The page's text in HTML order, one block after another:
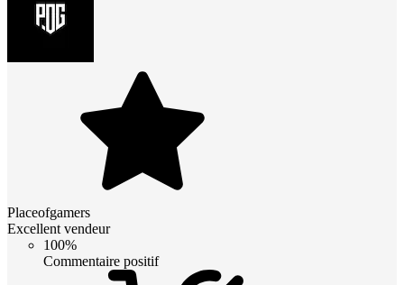
Placeofgamers
Excellent vendeur
100%
Commentaire positif